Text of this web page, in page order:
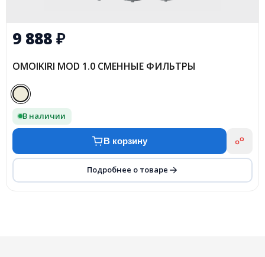
9 888₽
OMOIKIRI MOD 1.0 СМЕННЫЕ ФИЛЬТРЫ
В наличии
В корзину
Подробнее о товаре